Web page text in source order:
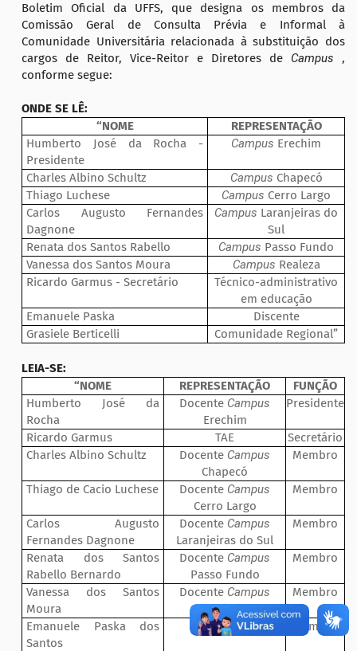
Boletim Oficial da UFFS, que designa os membros da
Comissão Geral de Consulta Prévia e Informal à
Comunidade Universitária relacionada à substituição dos
cargos de Reitor, Vice-Reitor e Diretores de Campus ,
conforme segue:
ONDE SE LÊ:
“NOME
REPRESENTAÇÃO
Humberto José da Rocha -
Presidente
Campus Erechim
Charles Albino Schultz Campus Chapecó
Thiago Luchese
Campus Cerro Largo
Carlos Augusto Fernandes
Dagnone
Campus Laranjeiras do
Sul
Renata dos Santos Rabello
Campus Passo Fundo
Vanessa dos Santos Moura
Campus Realeza
Ricardo Garmus - Secretário
Técnico-administrativo
em educação
Emanuele Paska
Discente
Grasiele Berticelli
Comunidade Regional”
LEIA-SE:
“NOME
REPRESENTAÇÃO
FUNÇÃO
Humberto José da
Rocha
Docente Campus
Erechim
Presidente
Ricardo Garmus TAE
Secretário
Charles Albino Schultz
Docente Campus
Chapecó
Membro
Thiago de Cacio Luchese Docente Campus
Cerro Largo
Membro
Carlos Augusto
Fernandes Dagnone
Docente Campus
Laranjeiras do Sul
Membro
Renata dos Santos
Rabello Bernardo
Docente Campus
Passo Fundo
Membro
Vanessa dos Santos
Moura
Docente Campus
Realeza
Membro
Emanuele Paska dos
Santos
Discente Membro